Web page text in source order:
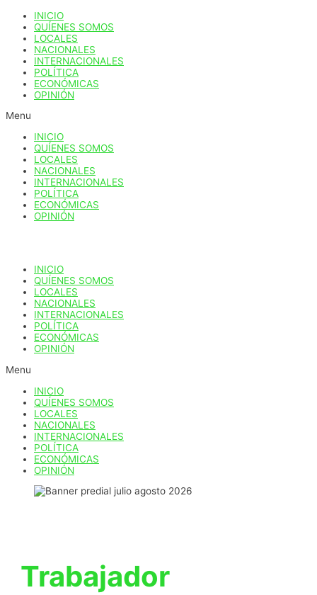
contenido
INICIO
QUÍENES SOMOS
LOCALES
NACIONALES
INTERNACIONALES
POLÍTICA
ECONÓMICAS
OPINIÓN
Menu
INICIO
QUÍENES SOMOS
LOCALES
NACIONALES
INTERNACIONALES
POLÍTICA
ECONÓMICAS
OPINIÓN
INICIO
QUÍENES SOMOS
LOCALES
NACIONALES
INTERNACIONALES
POLÍTICA
ECONÓMICAS
OPINIÓN
Menu
INICIO
QUÍENES SOMOS
LOCALES
NACIONALES
INTERNACIONALES
POLÍTICA
ECONÓMICAS
OPINIÓN
Trabajador